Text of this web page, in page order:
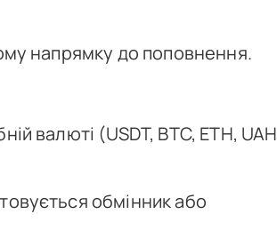
напрямку до поповнення.
валюті (USDT, BTC, ETH, UAH
обмінник або